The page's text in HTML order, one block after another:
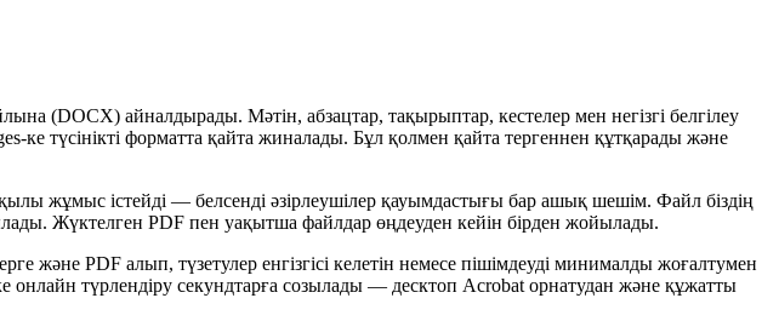
(DOCX) айналдырады. Мәтін, абзацтар, тақырыптар, кестелер мен негізгі белгілеу
түсінікті форматта қайта жиналады. Бұл қолмен қайта тергеннен құтқарады және
жұмыс істейді — белсенді әзірлеушілер қауымдастығы бар ашық шешім. Файл біздің
Жүктелген PDF пен уақытша файлдар өңдеуден кейін бірден жойылады.
және PDF алып, түзетулер енгізгісі келетін немесе пішімдеуді минималды жоғалтумен
онлайн түрлендіру секундтарға созылады — десктоп Acrobat орнатудан және құжатты